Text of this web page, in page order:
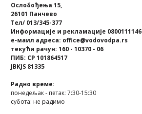
Ослобођења 15,
26101 Панчево
Тел/ 013/345-377
Информације и рекламације 0800111146
е-маил адреса: office@vodovodpa.rs
текући рачун: 160 - 10370 - 06
ПИБ: СР 101864517
JBKJS 81335
Радно време:
понедељак - петак: 7:30-15:30
субота: не радимо